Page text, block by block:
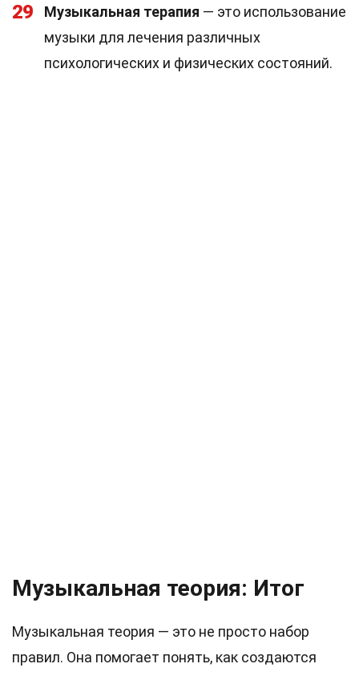
29 Музыкальная терапия — это использование
музыки для лечения различных
психологических и физических состояний.
Музыкальная теория: Итог
Музыкальная теория — это не просто набор
правил. Она помогает понять, как создаются